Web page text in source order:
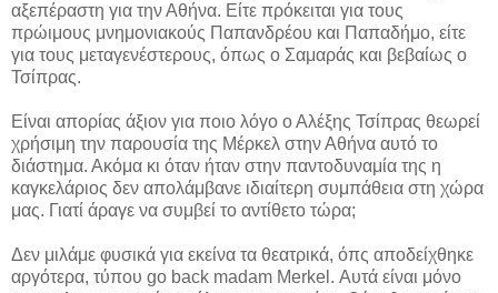
αξεπέραστη για την Αθήνα. Είτε πρόκειται για τους
πρώιμους μνημονιακούς Παπανδρέου και Παπαδήμο, είτε
για τους μεταγενέστερους, όπως ο Σαμαράς και βεβαίως ο
Τσίπρας.
Είναι απορίας άξιον για ποιο λόγο ο Αλέξης Τσίπρας θεωρεί
χρήσιμη την παρουσία της Μέρκελ στην Αθήνα αυτό το
διάστημα. Ακόμα κι όταν ήταν στην παντοδυναμία της η
καγκελάριος δεν απολάμβανε ιδιαίτερη συμπάθεια στη χώρα
μας. Γιατί άραγε να συμβεί το αντίθετο τώρα;
Δεν μιλάμε φυσικά για εκείνα τα θεατρικά, όπς αποδείχθηκε
αργότερα, τύπου go back madam Merkel. Αυτά είναι μόνο